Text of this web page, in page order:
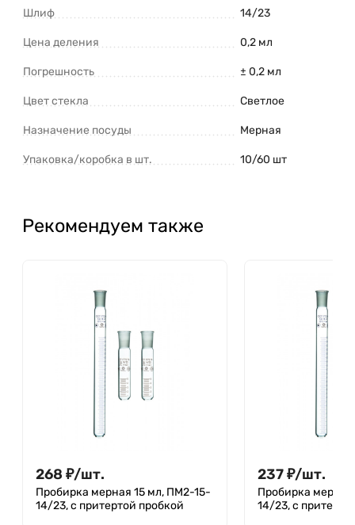
Шлиф
14/23
Цена деления 0,2 мл
Погрешность ± 0,2 мл
Цвет стекла Светлое
Назначение посуды Мерная
Упаковка/коробка в шт. 10/60 шт
Рекомендуем также
268 ₽/шт.
Пробирка мерная 15 мл, ПМ2-15-
14/23, с притертой пробкой
237₽/шт.
Пробирка
14/23, с